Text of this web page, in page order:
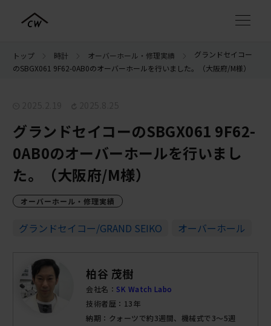
トップ 時計 オーバーホール・修理実績
グランドセイコー
のSBGX061 9F62-0AB0のオーバーホールを行いました。（大阪府/M様）
グランドセイコーのSBGX061 9F62-
0AB0のオーバーホールを行いまし
た。（大阪府/M様）
オーバーホール・修理実績
グランドセイコー/GRAND SEIKO オーバーホール
柏谷 茂樹
会社名：SK Watch Labo
技術者歴：13年
納期：クォーツで約3週間、機械式で3～5週